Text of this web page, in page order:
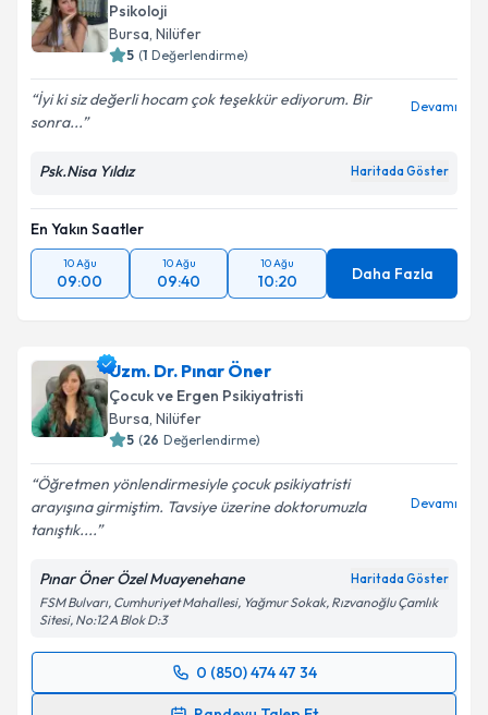
Psikoloji
Bursa, Nilüfer
5 (1 Değerlendirme)
İyi ki siz değerli hocam çok teşekkür ediyorum. Bir
sonra...
Devamı
Psk.Nisa Yıldız Haritada Göster
En Yakın Saatler
10 Ağu
09:00
10 Ağu
09:40
10 Ağu
10:20 Daha Fazla
Uzm. Dr. Pınar Öner
Çocuk ve Ergen Psikiyatristi
Bursa, Nilüfer
5 (26 Değerlendirme)
Öğretmen yönlendirmesiyle çocuk psikiyatristi
arayışına girmiştim. Tavsiye üzerine doktorumuzla
tanıştık....
Devamı
Pınar Öner Özel Muayenehane Haritada Göster
FSM Bulvarı, Cumhuriyet Mahallesi, Yağmur Sokak, Rızvanoğlu Çamlık
Sitesi, No:12 A Blok D:3
0 (850) 474 47 34
Randevu Takvimi Talebi